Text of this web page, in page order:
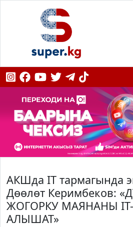
АКШда IT тармагында
Дөөлөт Керимбеков:
ЖОГОРКУ МАЯНАНЫ
АЛЫШАТ»